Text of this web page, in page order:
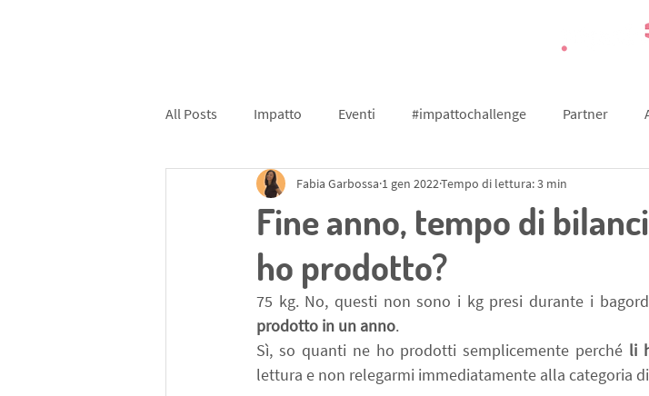
Consigli gratis
All Posts Impatto Eventi #impattochallenge Partner
Moda Decluttering Testimonianze
Fine anno, tempo di
ho prodotto?
Fabia Garbossa 1 gen 2022Tempo di lettura: 3 min
75 kg. No, questi non sono i kg presi durante i
prodotto in un anno.
Sì, so quanti ne ho prodotti semplicemente perché li
lettura e non relegarmi immediatamente alla categoria